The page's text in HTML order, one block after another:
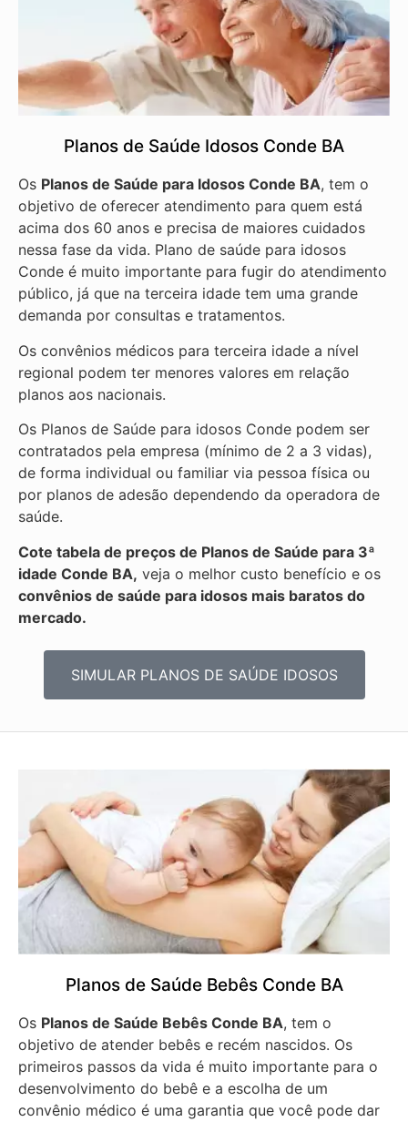
Planos de Saúde Idosos Conde BA
Os Planos de Saúde para Idosos Conde BA, tem o
objetivo de oferecer atendimento para quem está
acima dos 60 anos e precisa de maiores cuidados
nessa fase da vida. Plano de saúde para idosos
Conde é muito importante para fugir do atendimento
público, já que na terceira idade tem uma grande
demanda por consultas e tratamentos.
Os convênios médicos para terceira idade a nível
regional podem ter menores valores em relação
planos aos nacionais.
Os Planos de Saúde para idosos Conde podem ser
contratados pela empresa (mínimo de 2 a 3 vidas),
de forma individual ou familiar via pessoa física ou
por planos de adesão dependendo da operadora de
saúde.
Cote tabela de preços de Planos de Saúde para 3ª
idade Conde BA, veja o melhor custo benefício e os
convênios de saúde para idosos mais baratos do
mercado.
SIMULAR PLANOS DE SAÚDE IDOSOS
Planos de Saúde Bebês Conde BA
Os Planos de Saúde Bebês Conde BA, tem o
objetivo de atender bebês e recém nascidos. Os
primeiros passos da vida é muito importante para o
desenvolvimento do bebê e a escolha de um
convênio médico é uma garantia que você pode dar